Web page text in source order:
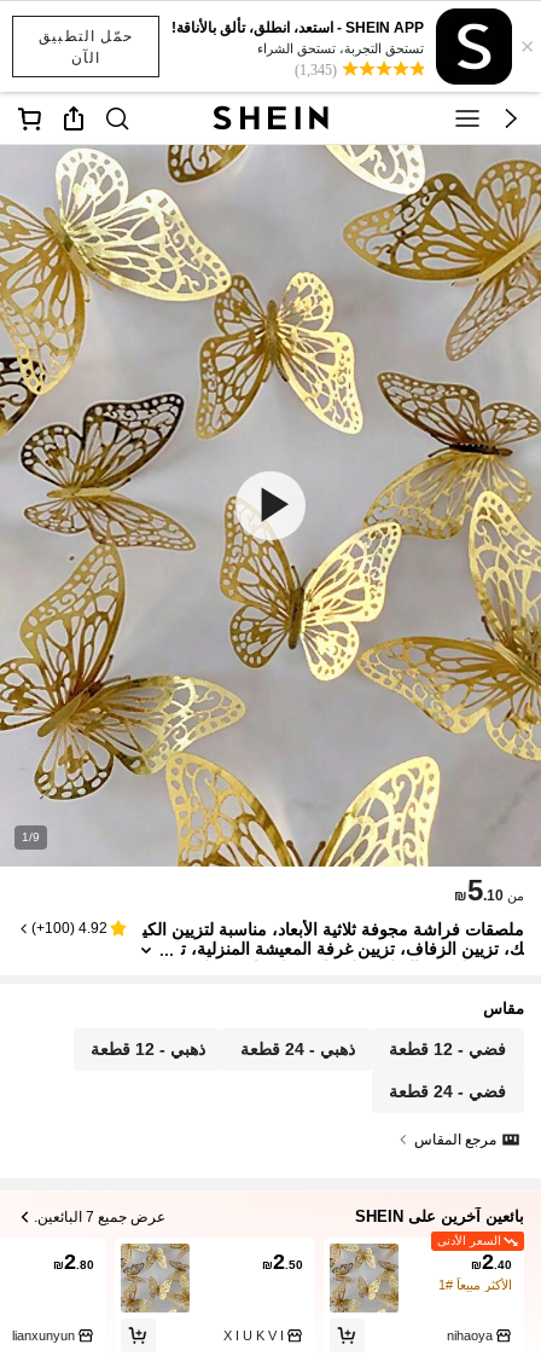
حمّل التطبيق
الآن
×
SHEIN APP - استعد، انطلق، تألق بالأناقة!
تستحق التجربة، تستحق الشراء
(1,345)
1/9
من ₪5.10
ملصقات فراشة مجوفة ثلاثية الأبعاد، مناسبة لتزيين الكي
ك، تزيين الزفاف، تزيين غرفة المعيشة المنزلية، ت
الحيوية إلى منزلك
4.92
(
100+
)
مقاس
فضي - 12 قطعة ذهبي - 24 قطعة ذهبي - 12 قطعة
فضي - 24 قطعة
مرجع المقاس
بائعين آخرين على SHEIN عرض جميع 7 البائعين.
السعر الأدنى
₪2 .40
الأكثر مبيعاً #1
nihaoya
₪2 .50
X I U K V I
₪2 .80
lianxunyun